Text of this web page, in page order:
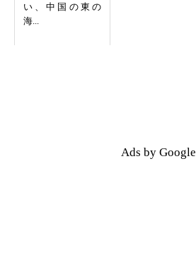
い、中国の東の
海...
Ads by Google